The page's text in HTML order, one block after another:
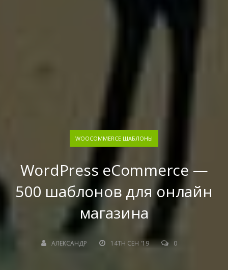
WOOCOMMERCE ШАБЛОНЫ
WordPress eCommerce —
500 шаблонов для онлайн
магазина
АЛЕКСАНДР 14TH СЕН '19 0